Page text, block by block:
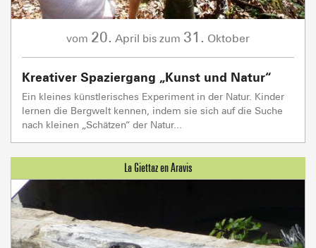
vom 20. April bis zum 31. Oktober
Kreativer Spaziergang „Kunst und Natur“
Ein kleines künstlerisches Experiment in der Natur. Kinder
lernen die Bergwelt kennen, indem sie sich auf die Suche
nach kleinen „Schätzen“ der Natur...